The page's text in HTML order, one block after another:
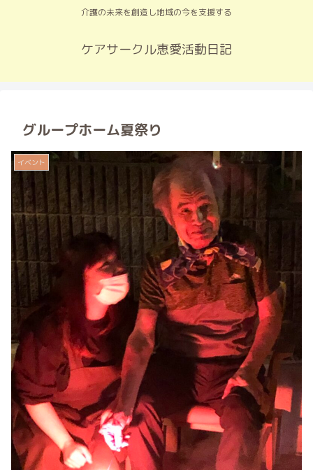
介護の未来を創造し地域の今を支援する
ケアサークル恵愛活動日記
グループホーム夏祭り
イベント